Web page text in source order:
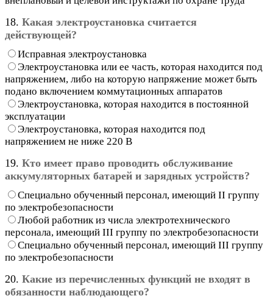
18. Какая электроустановка считается
действующей?
Исправная электроустановка
Электроустановка или ее часть, которая находится под
напряжением, либо на которую напряжение может быть
подано включением коммутационных аппаратов
Электроустановка, которая находится в постоянной
эксплуатации
Электроустановка, которая находится под
напряжением не ниже 220 В
19. Кто имеет право проводить обслуживание
аккумуляторных батарей и зарядных устройств?
Специально обученный персонал, имеющий II группу
по электробезопасности
Любой работник из числа электротехнического
персонала, имеющий III группу по электробезопасности
Специально обученный персонал, имеющий III группу
по электробезопасности
20. Какие из перечисленных функций не входят в
обязанности наблюдающего?